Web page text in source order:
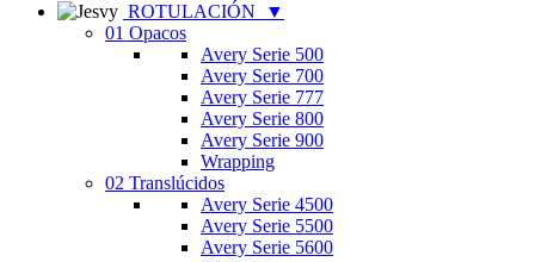
ROTULACIÓN
▼
01 Opacos
Avery Serie 500
Avery Serie 700
Avery Serie 777
Avery Serie 800
Avery Serie 900
Wrapping
02 Translúcidos
Avery Serie 4500
Avery Serie 5500
Avery Serie 5600